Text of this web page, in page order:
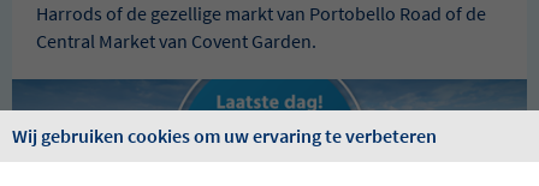
Harrods of de gezellige markt van Portobello Road of de
Central Market van Covent Garden.
Wij gebruiken cookies om uw ervaring te verbeteren